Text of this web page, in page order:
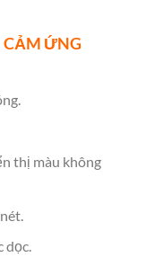
ỨNG
thị màu không
dọc.